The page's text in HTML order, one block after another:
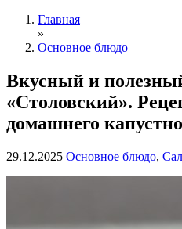
Главная
»
Основное блюдо
Вкусный и
«Столовский».
домашнего
29.12.2025 Основное блюдо,